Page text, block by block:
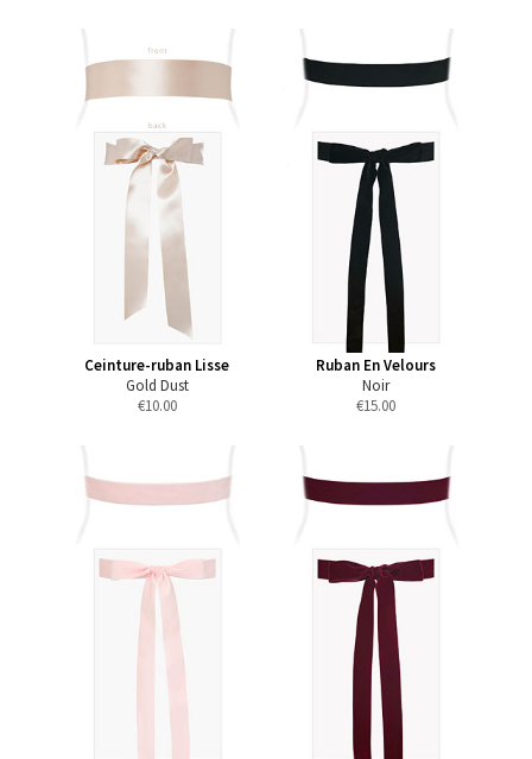
Ceinture-ruban Lisse
Gold Dust
€10.00
Ruban En Velours
Noir
€15.00